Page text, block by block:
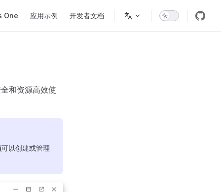
One 应用示例 开发者文档
和资源高效使
可以创建或管理